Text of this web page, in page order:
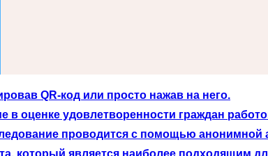
QR-код или просто нажав на него.
оценке удовлетворенности граждан
проводится с помощью анонимной
который является наиболее подходящим